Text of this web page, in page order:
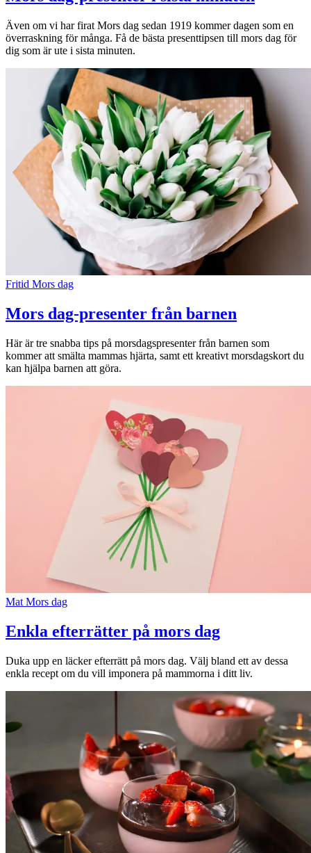
Även om vi har firat Mors dag sedan 1919 kommer dagen som en
överraskning för många. Få de bästa presenttipsen till mors dag för
dig som är ute i sista minuten.
Fritid Mors dag
Mors dag-presenter från barnen
Här är tre snabba tips på morsdagspresenter från barnen som
kommer att smälta mammas hjärta, samt ett kreativt morsdagskort du
kan hjälpa barnen att göra.
Mat Mors dag
Enkla efterrätter på mors dag
Duka upp en läcker efterrätt på mors dag. Välj bland ett av dessa
enkla recept om du vill imponera på mammorna i ditt liv.